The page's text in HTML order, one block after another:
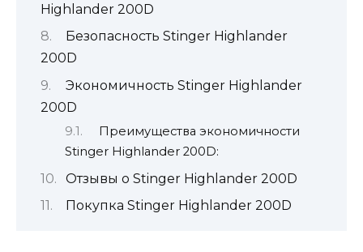
Highlander 200D
Безопасность Stinger Highlander
200D
Экономичность Stinger Highlander
200D
Преимущества экономичности
Stinger Highlander 200D:
Отзывы о Stinger Highlander 200D
Покупка Stinger Highlander 200D